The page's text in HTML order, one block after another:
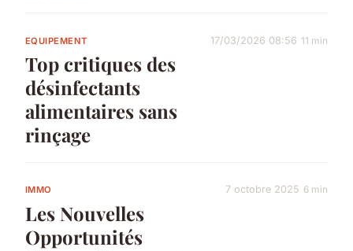
EQUIPEMENT
Top critiques des
désinfectants
alimentaires sans
rinçage
17/03/2026 08:56 11 min
IMMO
Les Nouvelles
Opportunités
7 octobre 2025 6 min